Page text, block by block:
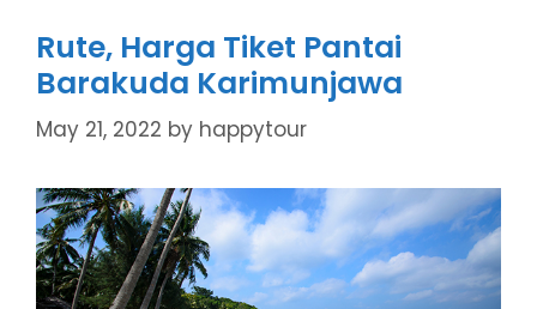
Rute, Harga Tiket Pantai
Barakuda Karimunjawa
May 21, 2022 by happytour